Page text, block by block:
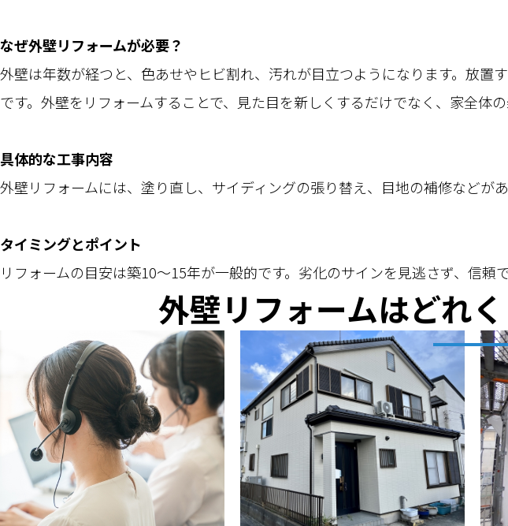
なぜ外壁リフォームが必要？
外壁は年数が経つと、色あせやヒビ割れ、汚れが目立つようになります。放
です。外壁をリフォームすることで、見た目を新しくするだけでなく、家全体
具体的な工事内容
外壁リフォームには、塗り直し、サイディングの張り替え、目地の補修などが
タイミングとポイント
リフォームの目安は築10～15年が一般的です。劣化のサインを見逃さず、信頼
外壁リフォームはどれ